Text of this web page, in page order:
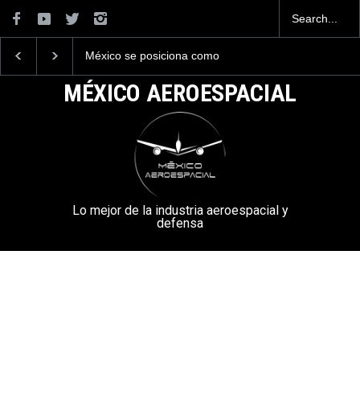
México se posiciona como
aeroespacial del mundo, al
superar los 13,600 millones
de dólares en exportaciones
la Armada de México
MÉXICO AEROESPACIAL
Lo mejor de la industria aeroespacial y
defensa